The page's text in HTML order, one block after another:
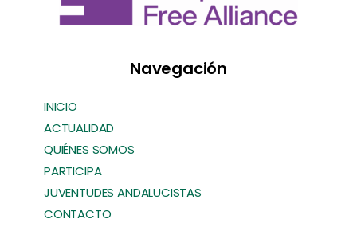
Navegación
INICIO
ACTUALIDAD
QUIÉNES SOMOS
PARTICIPA
JUVENTUDES ANDALUCISTAS
CONTACTO